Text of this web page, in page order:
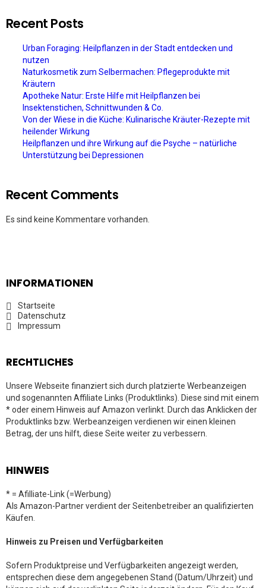
Recent Posts
Urban Foraging: Heilpflanzen in der Stadt entdecken und
nutzen
Naturkosmetik zum Selbermachen: Pflegeprodukte mit
Kräutern
Apotheke Natur: Erste Hilfe mit Heilpflanzen bei
Insektenstichen, Schnittwunden & Co.
Von der Wiese in die Küche: Kulinarische Kräuter-Rezepte mit
heilender Wirkung
Heilpflanzen und ihre Wirkung auf die Psyche – natürliche
Unterstützung bei Depressionen
Recent Comments
Es sind keine Kommentare vorhanden.
INFORMATIONEN
Startseite
Datenschutz
Impressum
RECHTLICHES
Unsere Webseite finanziert sich durch platzierte Werbeanzeigen
und sogenannten Affiliate Links (Produktlinks). Diese sind mit einem
* oder einem Hinweis auf Amazon verlinkt. Durch das Anklicken der
Produktlinks bzw. Werbeanzeigen verdienen wir einen kleinen
Betrag, der uns hilft, diese Seite weiter zu verbessern.
HINWEIS
* = Afilliate-Link (=Werbung)
Als Amazon-Partner verdient der Seitenbetreiber an qualifizierten
Käufen.
Hinweis zu Preisen und Verfügbarkeiten
Sofern Produktpreise und Verfügbarkeiten angezeigt werden,
entsprechen diese dem angegebenen Stand (Datum/Uhrzeit) und